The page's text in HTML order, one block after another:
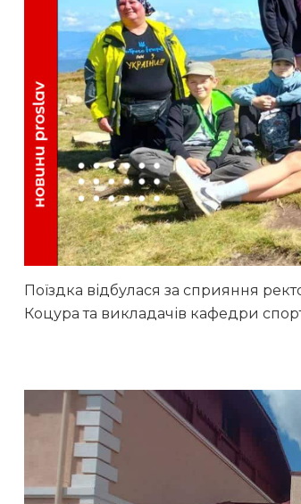
Поїздка відбулася за сприяння
Коцура та викладачів кафедри